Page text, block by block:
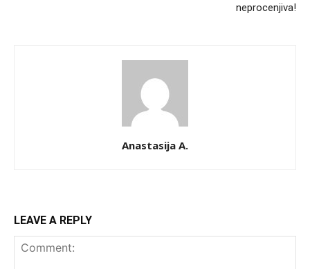
neprocenjiva!
Anastasija A.
LEAVE A REPLY